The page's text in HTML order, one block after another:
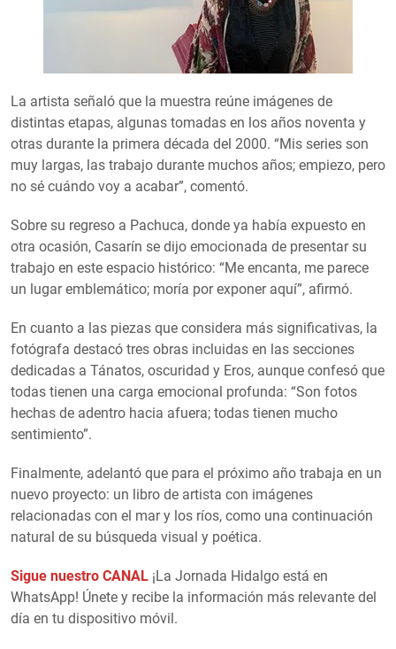
La artista señaló que la muestra reúne imágenes de
distintas etapas, algunas tomadas en los años noventa y
otras durante la primera década del 2000. “Mis series son
muy largas, las trabajo durante muchos años; empiezo, pero
no sé cuándo voy a acabar”, comentó.
Sobre su regreso a Pachuca, donde ya había expuesto en
otra ocasión, Casarín se dijo emocionada de presentar su
trabajo en este espacio histórico: “Me encanta, me parece
un lugar emblemático; moría por exponer aquí”, afirmó.
En cuanto a las piezas que considera más significativas, la
fotógrafa destacó tres obras incluidas en las secciones
dedicadas a Tánatos, oscuridad y Eros, aunque confesó que
todas tienen una carga emocional profunda: “Son fotos
hechas de adentro hacia afuera; todas tienen mucho
sentimiento”.
Finalmente, adelantó que para el próximo año trabaja en un
nuevo proyecto: un libro de artista con imágenes
relacionadas con el mar y los ríos, como una continuación
natural de su búsqueda visual y poética.
Sigue nuestro CANAL ¡La Jornada Hidalgo está en
WhatsApp! Únete y recibe la información más relevante del
día en tu dispositivo móvil.